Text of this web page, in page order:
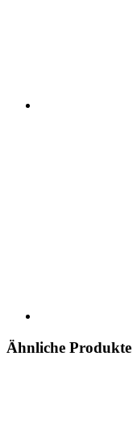
Ähnliche Produkte